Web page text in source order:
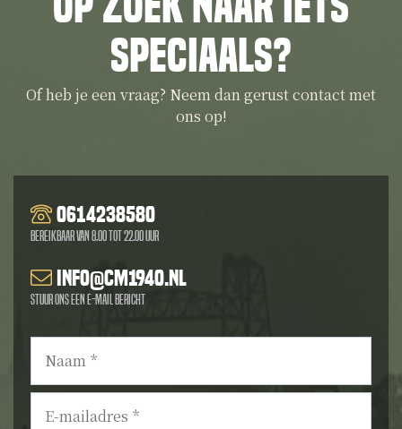
speciaals?
Of heb je een vraag? Neem dan gerust contact met
ons op!
0614238580
Bereikbaar van 8.00 tot 22.00 uur
info@cm1940.nl
Stuur ons een e-mail bericht
Naam *
E-
mailadres *